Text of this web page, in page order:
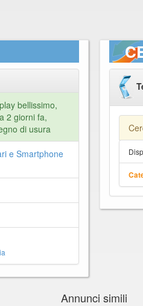
bellissimo,
2 giorni fa,
di usura
e Smartphone
Annunci simili